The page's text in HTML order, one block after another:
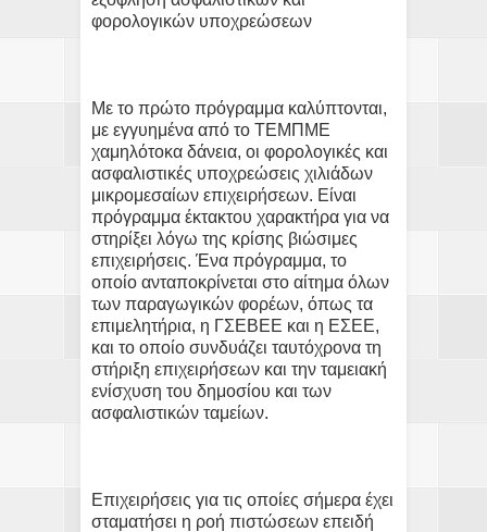
φορολογικών υποχρεώσεων
Με το πρώτο πρόγραμμα καλύπτονται,
με εγγυημένα από το ΤΕΜΠΜΕ
χαμηλότοκα δάνεια, οι φορολογικές και
ασφαλιστικές υποχρεώσεις χιλιάδων
μικρομεσαίων επιχειρήσεων. Είναι
πρόγραμμα έκτακτου χαρακτήρα για να
στηρίξει λόγω της κρίσης βιώσιμες
επιχειρήσεις. Ένα πρόγραμμα, το
οποίο ανταποκρίνεται στο αίτημα όλων
των παραγωγικών φορέων, όπως τα
επιμελητήρια, η ΓΣΕΒΕΕ και η ΕΣΕΕ,
και το οποίο συνδυάζει ταυτόχρονα τη
στήριξη επιχειρήσεων και την ταμειακή
ενίσχυση του δημοσίου και των
ασφαλιστικών ταμείων.
Επιχειρήσεις για τις οποίες σήμερα έχει
σταματήσει η ροή πιστώσεων επειδή